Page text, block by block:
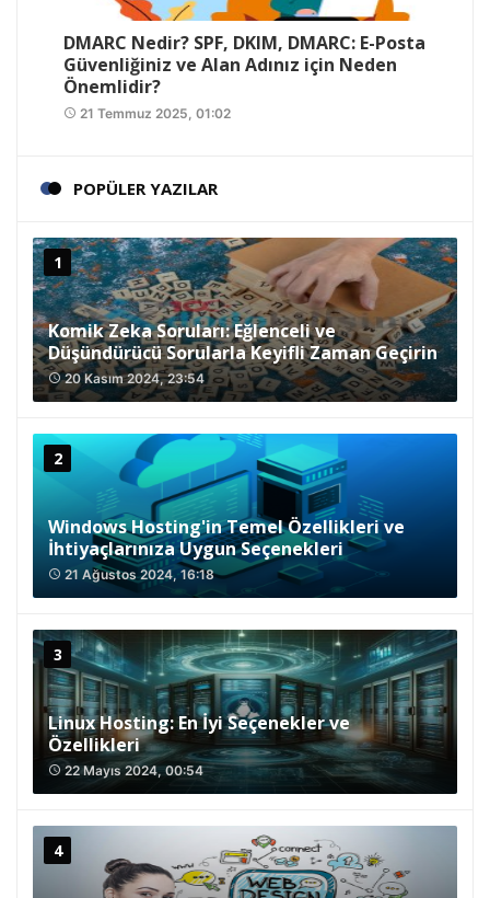
DMARC Nedir? SPF, DKIM, DMARC: E-Posta
Güvenliğiniz ve Alan Adınız için Neden
Önemlidir?
access_time 21 Temmuz 2025, 01:02
POPÜLER YAZILAR
Komik Zeka Soruları: Eğlenceli ve
Düşündürücü Sorularla Keyifli Zaman Geçirin
access_time20 Kasım 2024, 23:54
Windows Hosting'in Temel Özellikleri ve
İhtiyaçlarınıza Uygun Seçenekleri
access_time 21 Ağustos 2024, 16:18
Linux Hosting: En İyi Seçenekler ve
Özellikleri
access_time 22 Mayıs 2024, 00:54